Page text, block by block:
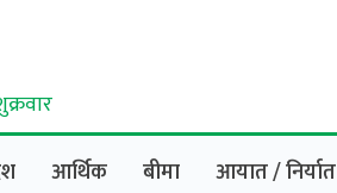
आर्थिक बीमा आयात / निर्यात